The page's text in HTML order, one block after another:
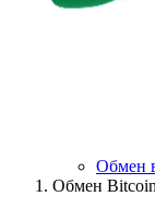
Обмен
Обмен